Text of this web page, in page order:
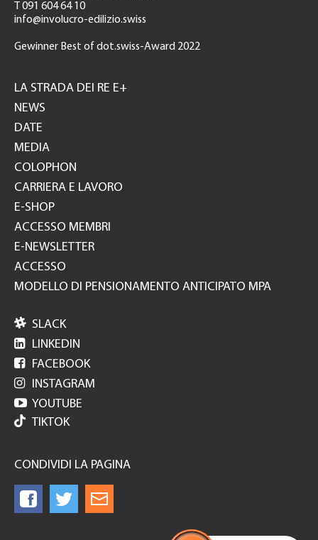
T 091 604 64 10
info@involucro-edilizio.swiss
Gewinner Best of dot.swiss-Award 2022
GH
LA STRADA DEI RE E+
NEWS
DATE
MEDIA
COLOPHON
CARRIERA E LAVORO
E-SHOP
ACCESSO MEMBRI
E-NEWSLETTER
ACCESSO
MODELLO DI PENSIONAMENTO ANTICIPATO MPA
 SLACK
 LINKEDIN
 FACEBOOK
 INSTAGRAM
 YOUTUBE
TIKTOK
CONDIVIDI LA PAGINA